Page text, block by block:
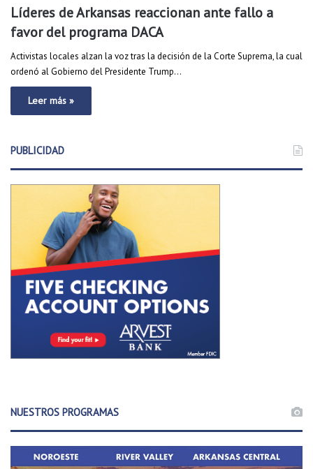
Líderes de Arkansas reaccionan ante fallo a
favor del programa DACA
Activistas locales alzan la voz tras la decisión de la Corte Suprema, la cual
ordenó al Gobierno del Presidente Trump…
Leer más »
PUBLICIDAD
NUESTROS PROGRAMAS